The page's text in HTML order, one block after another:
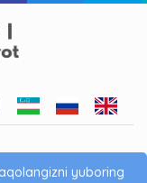
yuboring